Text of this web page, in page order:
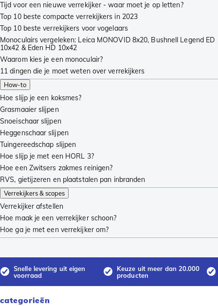
Tijd voor een nieuwe verrekijker - waar moet je op letten?
Top 10 beste compacte verrekijkers in 2023
Top 10 beste verrekijkers voor vogelaars
Monoculairs vergeleken: Leica MONOVID 8x20, Bushnell Legend ED
10x42 & Eden HD 10x42
Waarom kies je een monoculair?
11 dingen die je moet weten over verrekijkers
How-to
Hoe slijp je een koksmes?
Grasmaaier slijpen
Snoeischaar slijpen
Heggenschaar slijpen
Tuingereedschap slijpen
Hoe slijp je met een HORL 3?
Hoe een Zwitsers zakmes reinigen?
RVS, gietijzeren en plaatstalen pan inbranden
Verrekijkers & scopes
Verrekijker afstellen
Hoe maak je een verrekijker schoon?
Hoe ga je met een verrekijker om?
Snelle levering uit eigen
voorraad
Keuze uit meer dan 20.000
producten
categorieën